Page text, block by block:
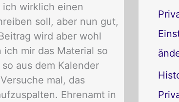
wirklich einen
soll, aber nun gut,
wird aber wohl
mir das Material so
aus dem Kalender
mal, das
Ehrenamt in